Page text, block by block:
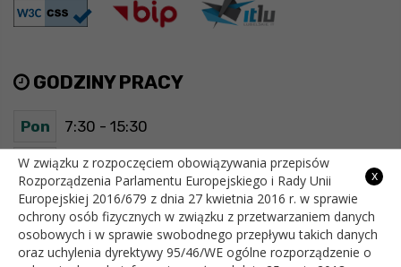
GODZINY PRACY
Pon 7:30 - 15:30
Wt 7:30 - 15:30
Śr 7:30 - 15:30
Czw 7:30 - 15:30
x
W związku z rozpoczęciem obowiązywania przepisów
Rozporządzenia Parlamentu Europejskiego i Rady Unii
Europejskiej 2016/679 z dnia 27 kwietnia 2016 r. w sprawie
ochrony osób fizycznych w związku z przetwarzaniem danych
osobowych i w sprawie swobodnego przepływu takich danych
oraz uchylenia dyrektywy 95/46/WE ogólne rozporządzenie o